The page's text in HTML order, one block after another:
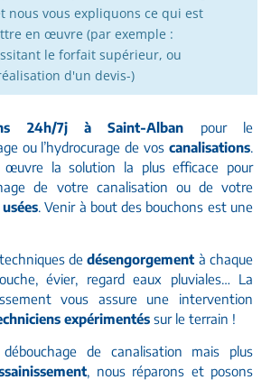
nous vous expliquons ce qui est
en œuvre (par exemple :
le forfait supérieur, ou
d'un devis-)
24h/7j à Saint-Alban pour le
ou l’hydrocurage de vos canalisations
la solution la plus efficace pour
de votre canalisation ou de votre
. Venir à bout des bouchons est une
de désengorgement à chaque
évier, regard eaux pluviales… La
vous assure une intervention
expérimentés sur le terrain !
débouchage de canalisation mais plus
, nous réparons et posons